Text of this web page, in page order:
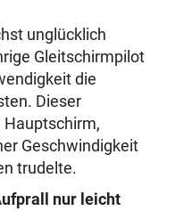
unglücklich
Gleitschirmpilot
die
Dieser
Geschwindigkeit
trudelte.
nur leicht